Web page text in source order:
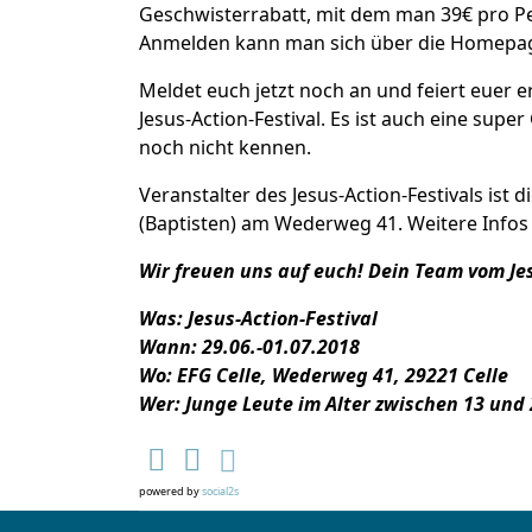
Geschwisterrabatt, mit dem man 39€ pro
Anmelden kann man sich über die
Meldet euch jetzt noch an und feiert euer
Jesus-Action-Festival. Es ist auch eine
noch nicht kennen.
Veranstalter des Jesus-Action-Festivals ist
(Baptisten) am Wederweg 41. Weitere
Wir freuen uns auf euch! Dein Team vom
Was: Jesus-Action-Festival
Wann: 29.06.-01.07.2018
Wo: EFG Celle, Wederweg 41, 29221 Celle
Wer: Junge Leute im Alter zwischen 13 und
powered bysocial2s